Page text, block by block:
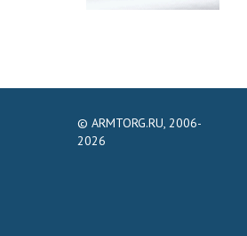
© ARMTORG.RU, 2006-
2026